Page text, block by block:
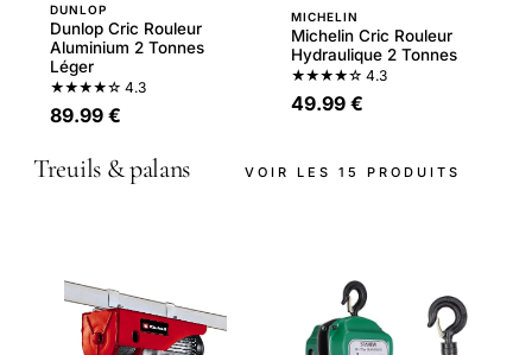
DUNLOP
Dunlop Cric Rouleur
Aluminium 2 Tonnes
Léger
★★★★☆ 4.3
89.99 €
MICHELIN
Michelin Cric Rouleur
Hydraulique 2 Tonnes
★★★★☆ 4.3
49.99 €
Treuils & palans VOIR LES 15 PRODUITS